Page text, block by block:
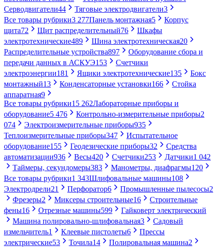
Серводвигатели44 Тяговые электродвигатели3
Все товары рубрики3 277Панель монтажная5
Корпус
щита72 Щит распределительный76
Шкафы
электротехнические489 Шина электротехническая20
Распределительные устройства897
Оборудование сбора и
передачи данных в АСКУЭ153
Счетчики
электроэнергии181 Ящики электротехнические135
Бокс
монтажный13 Конденсаторные установки166
Стойка
аппаратная9
Все товары рубрики15 262Лабораторные приборы и
оборудование5 476 Контрольно-измерительные приборы2
074
Электроизмерительные приборы935
Теплоизмерительные приборы347
Испытательное
оборудование155 Геодезические приборы32
Средства
автоматизации936 Весы420 Счетчики253 Датчики1 042
Таймеры, секундомеры383 Манометры, диафрагмы120
Все товары рубрики1 343Шлифовальные машины108
Электродрели21 Перфоратор6 Промышленные пылесосы2
Фрезеры2 Миксеры строительные16
Строительные
фены16 Отрезные машины599
Гайковерт электрический
Машина полировально-шлифовальная3
Садовый
измельчитель1 Клеевые пистолеты6
Прессы
электрические53 Точила14 Полировальная машина2